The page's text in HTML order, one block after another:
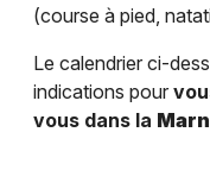
(course à pied,
Le calendrier ci-
indications pour
vous dans la